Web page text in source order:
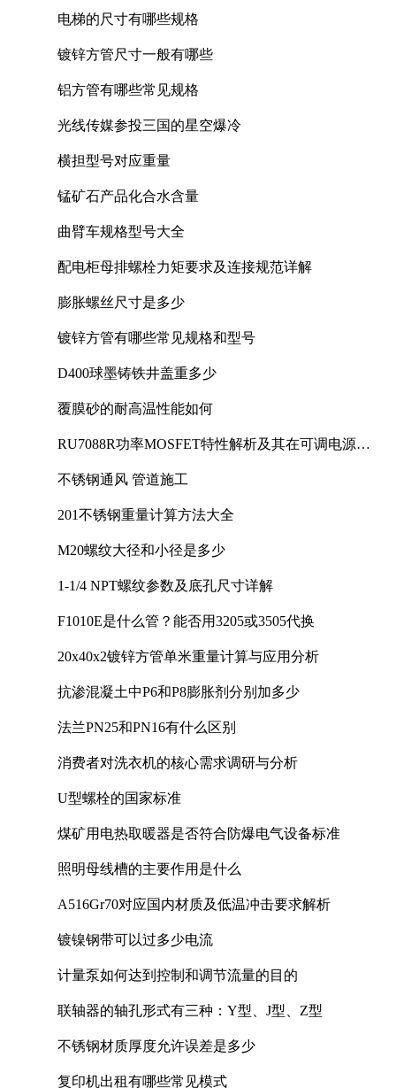
电梯的尺寸有哪些规格
镀锌方管尺寸一般有哪些
铝方管有哪些常见规格
光线传媒参投三国的星空爆冷
横担型号对应重量
锰矿石产品化合水含量
曲臂车规格型号大全
配电柜母排螺栓力矩要求及连接规范详解
膨胀螺丝尺寸是多少
镀锌方管有哪些常见规格和型号
D400球墨铸铁井盖重多少
覆膜砂的耐高温性能如何
RU7088R功率MOSFET特性解析及其在可调电源设
不锈钢通风 管道施工
201不锈钢重量计算方法大全
M20螺纹大径和小径是多少
1-1/4 NPT螺纹参数及底孔尺寸详解
F1010E是什么管？能否用3205或3505代换
20x40x2镀锌方管单米重量计算与应用分析
抗渗混凝土中P6和P8膨胀剂分别加多少
法兰PN25和PN16有什么区别
消费者对洗衣机的核心需求调研与分析
U型螺栓的国家标准
煤矿用电热取暖器是否符合防爆电气设备标准
照明母线槽的主要作用是什么
A516Gr70对应国内材质及低温冲击要求解析
镀镍钢带可以过多少电流
计量泵如何达到控制和调节流量的目的
联轴器的轴孔形式有三种：Y型、J型、Z型
不锈钢材质厚度允许误差是多少
复印机出租有哪些常见模式